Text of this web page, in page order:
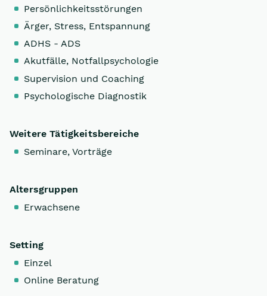
Persönlichkeitsstörungen
Ärger, Stress, Entspannung
ADHS - ADS
Akutfälle, Notfallpsychologie
Supervision und Coaching
Psychologische Diagnostik
Weitere Tätigkeitsbereiche
Seminare, Vorträge
Altersgruppen
Erwachsene
Setting
Einzel
Online Beratung